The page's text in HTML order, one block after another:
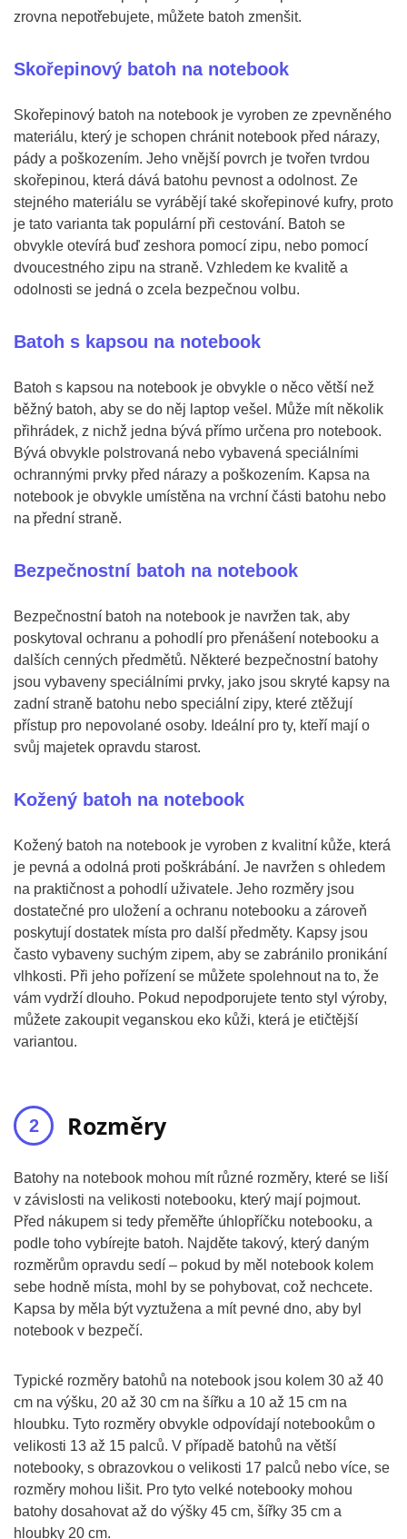
zrovna nepotřebujete, můžete batoh zmenšit.
Skořepinový batoh na notebook
Skořepinový batoh na notebook je vyroben ze zpevněného
materiálu, který je schopen chránit notebook před nárazy,
pády a poškozením. Jeho vnější povrch je tvořen tvrdou
skořepinou, která dává batohu pevnost a odolnost. Ze
stejného materiálu se vyrábějí také skořepinové kufry, proto
je tato varianta tak populární při cestování. Batoh se
obvykle otevírá buď zeshora pomocí zipu, nebo pomocí
dvoucestného zipu na straně. Vzhledem ke kvalitě a
odolnosti se jedná o zcela bezpečnou volbu.
Batoh s kapsou na notebook
Batoh s kapsou na notebook je obvykle o něco větší než
běžný batoh, aby se do něj laptop vešel. Může mít několik
přihrádek, z nichž jedna bývá přímo určena pro notebook.
Bývá obvykle polstrovaná nebo vybavená speciálními
ochrannými prvky před nárazy a poškozením. Kapsa na
notebook je obvykle umístěna na vrchní části batohu nebo
na přední straně.
Bezpečnostní batoh na notebook
Bezpečnostní batoh na notebook je navržen tak, aby
poskytoval ochranu a pohodlí pro přenášení notebooku a
dalších cenných předmětů. Některé bezpečnostní batohy
jsou vybaveny speciálními prvky, jako jsou skryté kapsy na
zadní straně batohu nebo speciální zipy, které ztěžují
přístup pro nepovolané osoby. Ideální pro ty, kteří mají o
svůj majetek opravdu starost.
Kožený batoh na notebook
Kožený batoh na notebook je vyroben z kvalitní kůže, která
je pevná a odolná proti poškrábání. Je navržen s ohledem
na praktičnost a pohodlí uživatele. Jeho rozměry jsou
dostatečné pro uložení a ochranu notebooku a zároveň
poskytují dostatek místa pro další předměty. Kapsy jsou
často vybaveny suchým zipem, aby se zabránilo pronikání
vlhkosti. Při jeho pořízení se můžete spolehnout na to, že
vám vydrží dlouho. Pokud nepodporujete tento styl výroby,
můžete zakoupit veganskou eko kůži, která je etičtější
variantou.
Rozměry
Batohy na notebook mohou mít různé rozměry, které se liší
v závislosti na velikosti notebooku, který mají pojmout.
Před nákupem si tedy přeměřte úhlopříčku notebooku, a
podle toho vybírejte batoh. Najděte takový, který daným
rozměrům opravdu sedí – pokud by měl notebook kolem
sebe hodně místa, mohl by se pohybovat, což nechcete.
Kapsa by měla být vyztužena a mít pevné dno, aby byl
notebook v bezpečí.
Typické rozměry batohů na notebook jsou kolem 30 až 40
cm na výšku, 20 až 30 cm na šířku a 10 až 15 cm na
hloubku. Tyto rozměry obvykle odpovídají notebookům o
velikosti 13 až 15 palců. V případě batohů na větší
notebooky, s obrazovkou o velikosti 17 palců nebo více, se
rozměry mohou lišit. Pro tyto velké notebooky mohou
batohy dosahovat až do výšky 45 cm, šířky 35 cm a
hloubky 20 cm.